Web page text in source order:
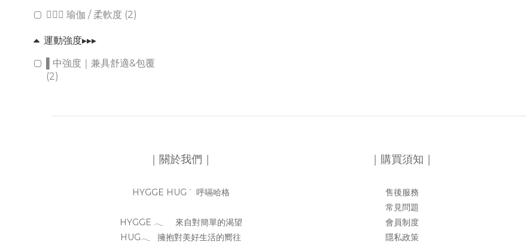
🧘🏻‍♀️ 瑜伽 / 柔軟度 (2)
運動強度▸▸▸
▌中強度｜兼具舒適&包覆
(2)
｜關於我們｜
HYGGE HUG ᐝ 呼嗝哈格
HYGGE 𓂃 來自對簡單的渴望
HUG𓂃 擁抱對美好生活的嚮往
｜購買須知｜
售後服務
常見問題
會員制度
隱私政策